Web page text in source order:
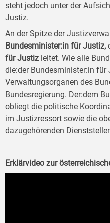
steht jedoch unter der
Justiz.
An der Spitze der
Bundesminister:in für Justiz,
für Justiz leitet. Wie alle
die:der Bundesminister:in für
Verwaltungsorganen des
Bundesregierung. Der:dem
obliegt die politische
im Justizressort sowie die
dazugehörenden
Erklärvideo zur